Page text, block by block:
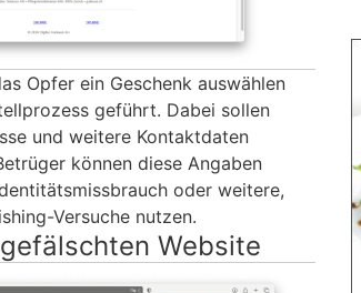
Opfer ein Geschenk auswählen
geführt. Dabei sollen
und weitere Kontaktdaten
können diese Angaben
oder weitere,
Versuche nutzen.
Website